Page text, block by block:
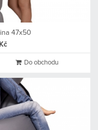
47x50
Do obchodu